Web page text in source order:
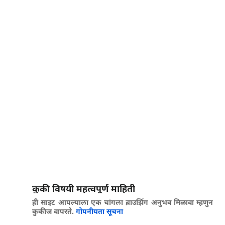
कुकी विषयी महत्वपूर्ण माहिती
ही साइट आपल्याला एक चांगला ब्राउझिंग अनुभव मिळावा म्हणुन
कुकीज वापरते. गोपनीयता सूचना